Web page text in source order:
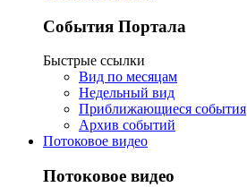
События Портала
Быстрые ссылки
Вид по месяцам
Недельный вид
Приближающиеся события
Архив событий
Потоковое видео
Потоковое видео